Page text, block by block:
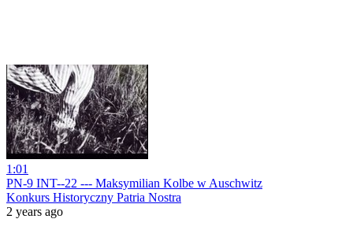
1:01
PN-9 INT--22 --- Maksymilian Kolbe w Auschwitz
Konkurs Historyczny Patria Nostra
2 years ago